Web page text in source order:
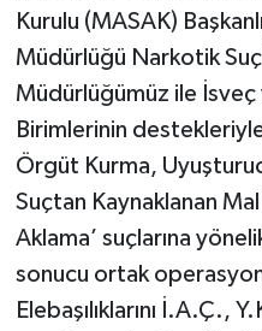
Kurulu (MASAK)
Müdürlüğü Narkotik
Müdürlüğümüz ile
Birimlerinin
Örgüt Kurma,
Suçtan Kaynaklanan
Aklama’ suçlarına
sonucu ortak
Elebaşılıklarını İ.A.Ç.,